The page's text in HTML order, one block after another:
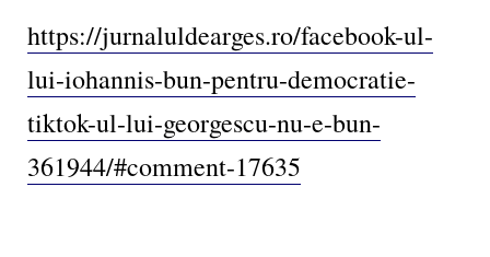
https://jurnaluldearges.ro/facebook-ul-
lui-iohannis-bun-pentru-democratie-
tiktok-ul-lui-georgescu-nu-e-bun-
361944/#comment-17635